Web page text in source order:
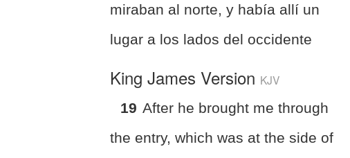
miraban al norte, y había allí un
lugar a los lados del occidente
King James Version KJV
19 After he brought me through
the entry, which was at the side of